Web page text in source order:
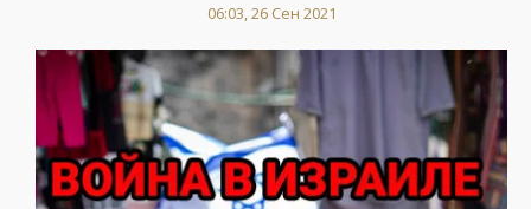
06:03, 26 Сен 2021